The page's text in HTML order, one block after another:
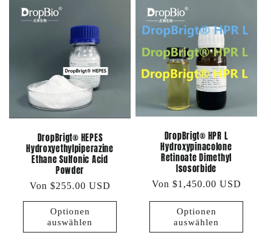
DropBrigt® HEPES
Hydroxyethylpiperazine
Ethane Sulfonic Acid
Powder
Normaler
Preis
Von $255.00 USD
Optionen
auswählen
DropBrigt® HPR L
Hydroxypinacolone
Retinoate Dimethyl
Isosorbide
Normaler
Von $1,450.00 USD
Optionen
auswählen